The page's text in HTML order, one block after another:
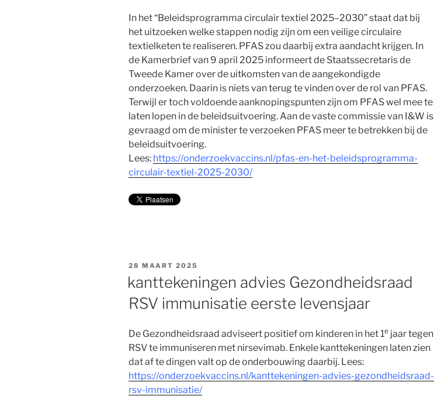
In het “Beleidsprogramma circulair textiel 2025–2030” staat dat bij
het uitzoeken welke stappen nodig zijn om een veilige circulaire
textielketen te realiseren. PFAS zou daarbij extra aandacht krijgen. In
de Kamerbrief van 9 april 2025 informeert de Staatssecretaris de
Tweede Kamer over de uitkomsten van de aangekondigde
onderzoeken. Daarin is niets van terug te vinden over de rol van PFAS.
Terwijl er toch voldoende aanknopingspunten zijn om PFAS wel mee te
laten lopen in de beleidsuitvoering. Aan de vaste commissie van I&W is
gevraagd om de minister te verzoeken PFAS meer te betrekken bij de
beleidsuitvoering.
Lees: https://onderzoekvaccins.nl/pfas-en-het-beleidsprogramma-
circulair-textiel-2025-2030/
GEPLAATST
28 MAART 2025
kanttekeningen advies Gezondheidsraad
RSV immunisatie eerste levensjaar
De Gezondheidsraad adviseert positief om kinderen in het 1e jaar tegen
RSV te immuniseren met nirsevimab. Enkele kanttekeningen laten zien
dat af te dingen valt op de onderbouwing daarbij. Lees:
https://onderzoekvaccins.nl/kanttekeningen-advies-gezondheidsraad-
rsv-immunisatie/